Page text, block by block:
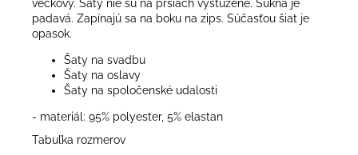
véčkový. Šaty nie sú na prsiach vystužené. Sukňa je
padavá. Zapínajú sa na boku na zips. Súčasťou šiat je
opasok.
Šaty na svadbu
Šaty na oslavy
Šaty na spoločenské udalosti
- materiál: 95% polyester, 5% elastan
Tabuľka rozmerov